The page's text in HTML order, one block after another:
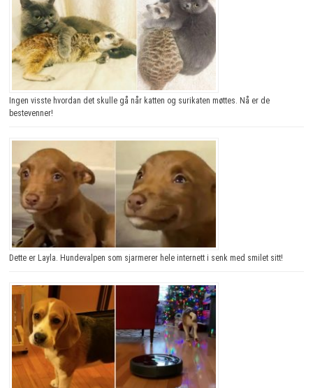
Ingen visste hvordan det skulle gå når katten og surikaten møttes. Nå er de
bestevenner!
Dette er Layla. Hundevalpen som sjarmerer hele internett i senk med smilet sitt!